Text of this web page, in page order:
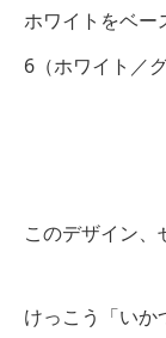
ホワイトをベー
6（ホワイト／
このデザイン
けっこう「いか